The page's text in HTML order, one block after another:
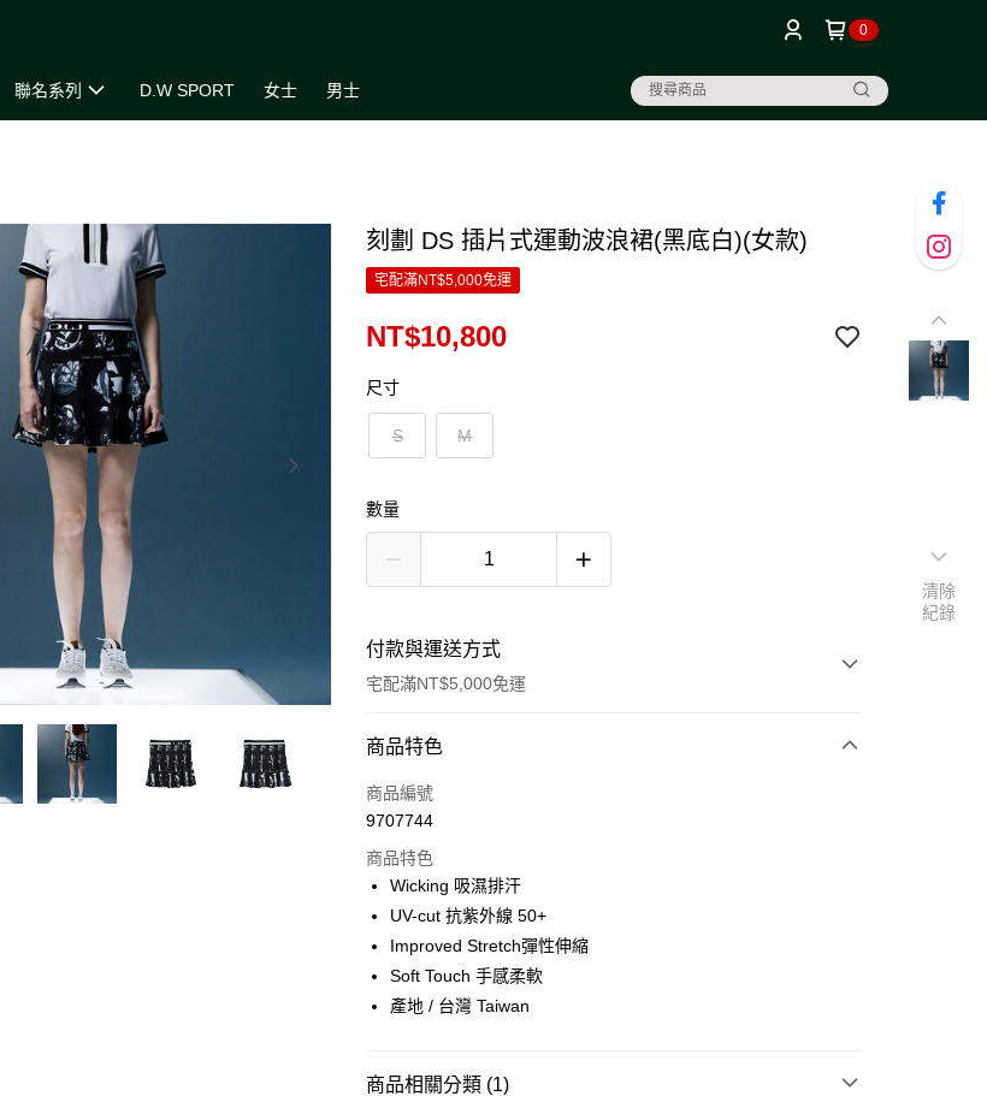
0
聯名系列 D.W SPORT 女士 男士
刻劃 DS 插片式運動波浪裙(黑底白)(女款)
宅配滿NT$5,000免運
NT$10,800
尺寸
S M
數量
付款與運送方式
宅配滿NT$5,000免運
付款方式
信用卡一次付款
Apple Pay
ATM付款
運送方式
每筆NT$80，滿NT$5,000(含以上)免運費
商品特色
商品編號
9707744
商品特色
Wicking 吸濕排汗
UV-cut 抗紫外線 50+
Improved Stretch彈性伸縮
Soft Touch 手感柔軟
產地 / 台灣 Taiwan
商品相關分類 (1)
清除
紀錄